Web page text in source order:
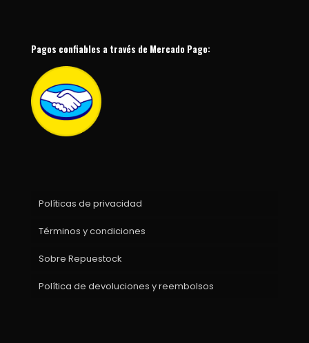
Pagos confiables a través de Mercado Pago:
Políticas de privacidad
Términos y condiciones
Sobre Repuestock
Política de devoluciones y reembolsos